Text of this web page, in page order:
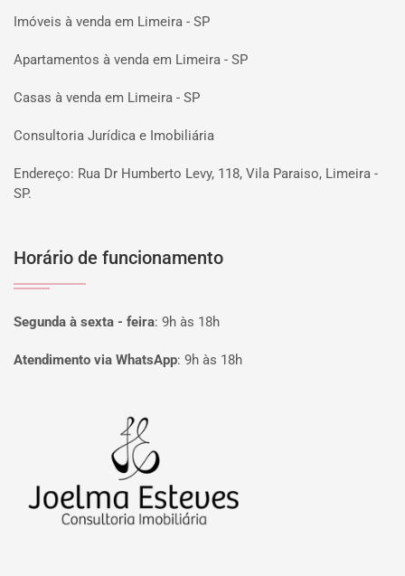
Imóveis à venda em Limeira - SP
Apartamentos à venda em Limeira - SP
Casas à venda em Limeira - SP
Consultoria Jurídica e Imobiliária
Endereço: Rua Dr Humberto Levy, 118, Vila Paraiso, Limeira -
SP.
Horário de funcionamento
Segunda à sexta - feira: 9h às 18h
Atendimento via WhatsApp: 9h às 18h